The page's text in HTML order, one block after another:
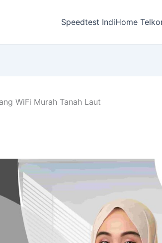
Speedtest IndiHome
WiFi Murah Tanah Laut